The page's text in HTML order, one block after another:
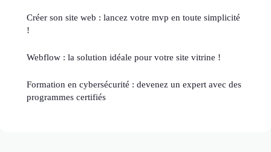
Créer son site web : lancez votre mvp en toute simplicité
!
Webflow : la solution idéale pour votre site vitrine !
Formation en cybersécurité : devenez un expert avec des
programmes certifiés